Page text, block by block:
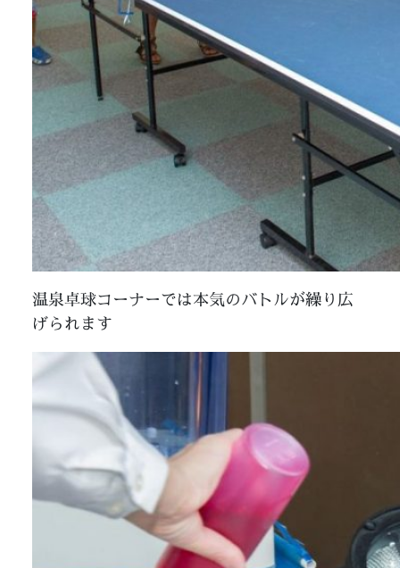
温泉卓球コーナーでは本気のバトルが繰り広
げられます